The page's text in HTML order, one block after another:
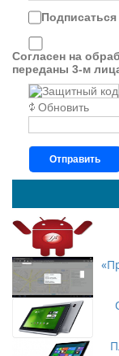
Согласен на
переданы 3-м
Обновить
Отправить